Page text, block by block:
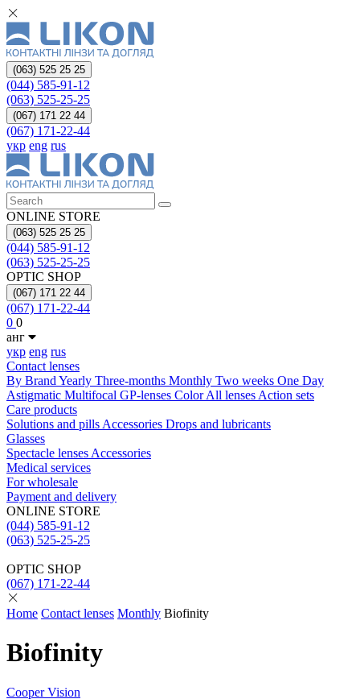
(063) 525 25 25
(044) 585-91-12
(063) 525-25-25
(067) 171 22 44
(067) 171-22-44
укр eng rus
ONLINE STORE
(063) 525 25 25
(044) 585-91-12
(063) 525-25-25
OPTIC SHOP
(067) 171 22 44
(067) 171-22-44
0 0
анг
укр eng rus
Contact lenses
By Brand Yearly Three-months Monthly Two weeks One Day
Astigmatic Multifocal GP-lenses ColorAll lenses Action sets
Care products
Solutions and pills Acсessories Drops and lubricants
Glasses
Spectacle lenses Acсessories
Medical services
For wholesale
Payment and delivery
ONLINE STORE
(044) 585-91-12
(063) 525-25-25
OPTIC SHOP
(067) 171-22-44
Home Contact lenses Monthly Biofinity
Biofinity
Cooper Vision